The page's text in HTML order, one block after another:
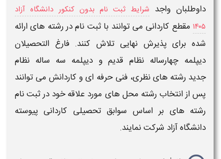
داوطلبان واجد شرایط ثبت نام بدون کنکور دانشگاه آزاد
۱۴۰۵مقطع کاردانی می توانند با ثبت نام دررشته هایارائه
شده برای پذیرش نهایی تلاش کنند. فارغ التحصیلان
دیپلمه چهارساله نظام قدیمودیپلمه سه ساله نظام
جدید رشته هاینظری، فنی حرفه ای و کاردانش می توانند
پس از انتخاب رشته محل های مورد علاقه خود درثبت نام
رشته های بر اساس سوابق تحصیلی کاردانی پیوسته
دانشگاه آزاد شرکت نمایند.